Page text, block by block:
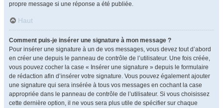
propre message si une réponse a été publiée.
Haut
Comment puis-je insérer une signature à mon message ?
Pour insérer une signature à un de vos messages, vous devez tout d’abord
en créer une depuis le panneau de contrôle de l’utilisateur. Une fois créée,
vous pouvez cocher la case « Insérer une signature » depuis le formulaire
de rédaction afin d’insérer votre signature. Vous pouvez également ajouter
une signature qui sera insérée à tous vos messages en cochant la case
appropriée dans le panneau de contrôle de l’utilisateur. Si vous choisissez
cette dernière option, il ne vous sera plus utile de spécifier sur chaque